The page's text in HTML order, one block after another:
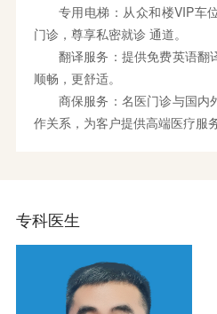
专用电梯：从众和楼VIP车
门诊，尊享私密就诊 通道。
翻译服务：提供免费英语翻
顺畅，更舒适。
商保服务：名医门诊与国内
作关系，为客户提供高端医疗服
专科医生